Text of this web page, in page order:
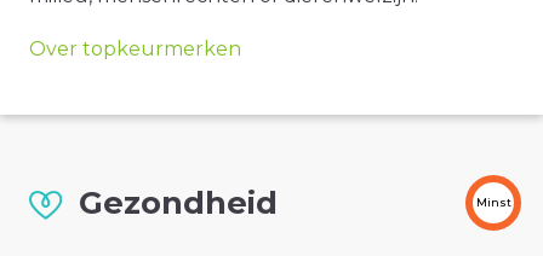
Over topkeurmerken
Gezondheid Minst